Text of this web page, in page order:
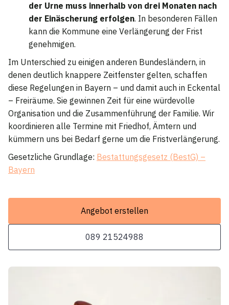
der Urne muss innerhalb von drei Monaten nach
der Einäscherung erfolgen. In besonderen Fällen
kann die Kommune eine Verlängerung der Frist
genehmigen.
Im Unterschied zu einigen anderen Bundesländern, in
denen deutlich knappere Zeitfenster gelten, schaffen
diese Regelungen in Bayern – und damit auch in Eckental
– Freiräume. Sie gewinnen Zeit für eine würdevolle
Organisation und die Zusammenführung der Familie. Wir
koordinieren alle Termine mit Friedhof, Ämtern und
kümmern uns bei Bedarf gerne um die Fristverlängerung.
Gesetzliche Grundlage: Bestattungsgesetz (BestG) –
Bayern
Angebot erstellen
089 21524988